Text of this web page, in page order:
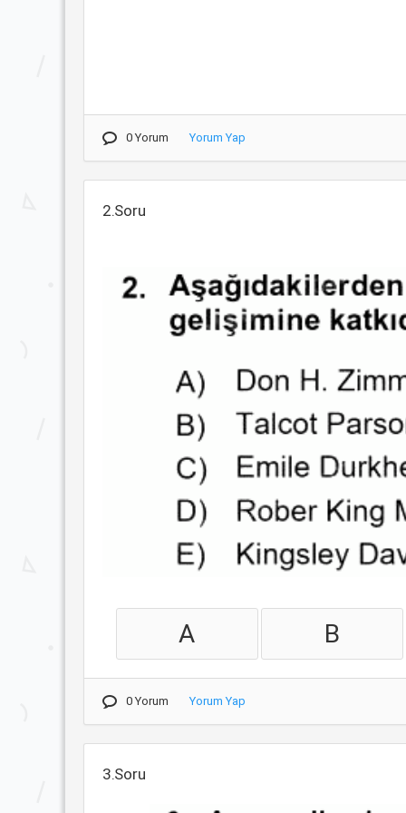
0 Yorum Yorum Yap
2.Soru
A B
0 Yorum Yorum Yap
3.Soru